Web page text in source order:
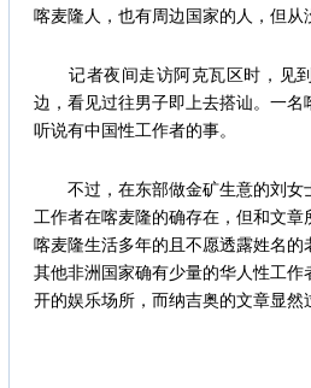
喀麦隆人，也有周边国家的人，但从
记者夜间走访阿克瓦区时，见到
边，看见过往男子即上去搭讪。一
听说有中国性工作者的事。
不过，在东部做金矿生意的刘女
工作者在喀麦隆的确存在，但和文
喀麦隆生活多年的且不愿透露姓名的
其他非洲国家确有少量的华人性工作
开的娱乐场所，而纳吉奥的文章显然